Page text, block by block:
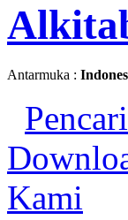
Antarmuka :
Kami